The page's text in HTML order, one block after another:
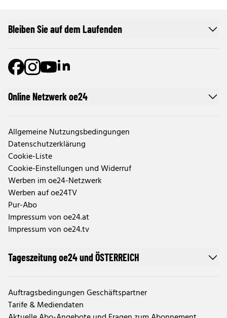
Online Netzwerk oe24
Allgemeine Nutzungsbedingungen
Datenschutzerklärung
Cookie-Liste
Cookie-Einstellungen und Widerruf
Werben im oe24-Netzwerk
Werben auf oe24TV
Pur-Abo
Impressum von oe24.at
Impressum von oe24.tv
Tageszeitung oe24 und ÖSTERREICH
Auftragsbedingungen Geschäftspartner
Tarife & Mediendaten
Bleiben Sie auf dem Laufenden